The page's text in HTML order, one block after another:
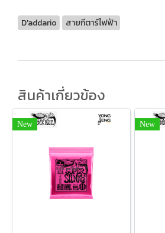
D'addario สายกีตาร์ไฟฟ้า
สินค้าเกี่ยวข้อง
New New